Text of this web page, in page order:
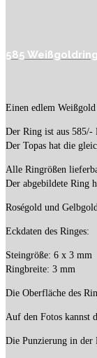
585
Einen edlem
Der Ring ist aus 585/-
Der Topas hat die
Alle Ringrößen
Der abgebildete Ring
Roségold und
Eckdaten des Ringes:
Steingröße: 6 x 3 mm
Ringbreite: 3 mm
Die Oberfläche des
Auf den Fotos kannst
Die Punzierung in der